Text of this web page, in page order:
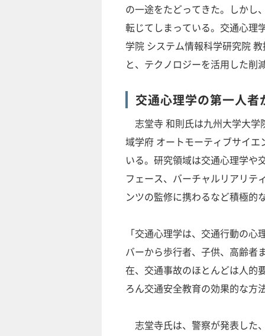
の一途をたどってきた。しかし
転じてしまっている。交通心理
学院 システム情報科学研究院
と、テクノロジーを活用した削
交通心理学の第一人
志堂寺 和則氏は九州大学大学
域学府 オートモーティブサイ
いる。研究領域は交通心理学や
フェース、バーチャルリアリテ
ンツの監修に携わるなど積極的
「交通心理学は、交通行動の
バーから歩行者、子供、高齢者
在、交通事故のほとんどは人的
ろん交通安全教育の効果的な方
志堂寺氏は、警察が発表した